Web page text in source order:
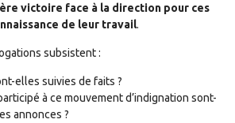
victoire face à la direction pour ces
de leur travail.
subsistent :
elles suivies de faits ?
à ce mouvement d’indignation sont-
annonces ?